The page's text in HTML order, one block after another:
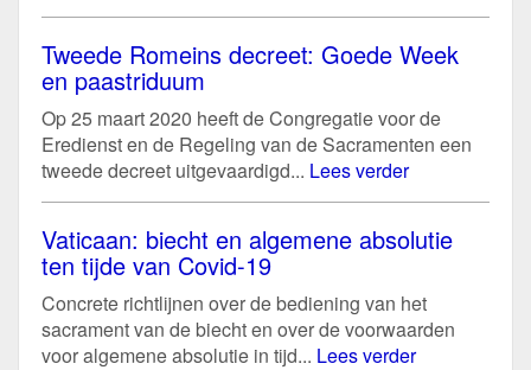
Tweede Romeins decreet: Goede Week
en paastriduum
Op 25 maart 2020 heeft de Congregatie voor de
Eredienst en de Regeling van de Sacramenten een
tweede decreet uitgevaardigd... Lees verder
Vaticaan: biecht en algemene absolutie
ten tijde van Covid-19
Concrete richtlijnen over de bediening van het
sacrament van de biecht en over de voorwaarden
voor algemene absolutie in tijd... Lees verder